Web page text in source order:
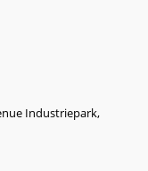
Industriepark,